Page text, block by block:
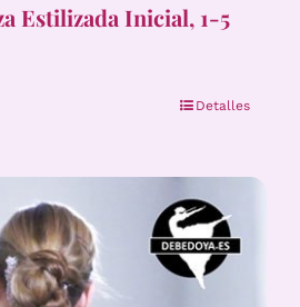
Estilizada Inicial, 1-5
Detalles